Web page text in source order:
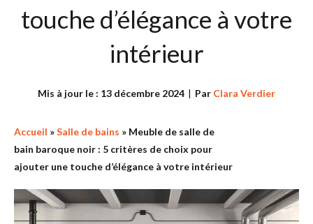
touche d’élégance à votre
intérieur
Mis à jour le : 13 décembre 2024 | Par Clara Verdier
Accueil »Salle de bains » Meuble de salle de
bain baroque noir : 5 critères de choix pour
ajouter une touche d’élégance à votre intérieur